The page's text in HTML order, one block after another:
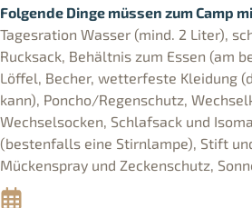
Folgende Dinge müssen zum Camp
Tagesration Wasser (mind. 2 Liter),
Rucksack, Behältnis zum Essen (am
Löffel, Becher, wetterfeste Kleidung
kann), Poncho/Regenschutz,
Wechselsocken, Schlafsack und
(bestenfalls eine Stirnlampe), Stift
Mückenspray und Zeckenschutz,